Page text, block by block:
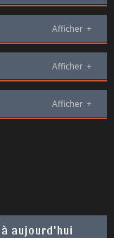
Afficher +
Afficher +
Afficher +
aujourd'hui